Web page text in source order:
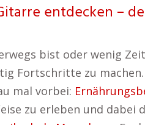
entdecken –
bist oder wenig
Fortschritte zu
mal vorbei:
zu erleben und